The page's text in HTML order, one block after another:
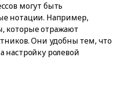
могут быть
нотации. Например,
которые отражают
Они удобны тем, что
настройку ролевой